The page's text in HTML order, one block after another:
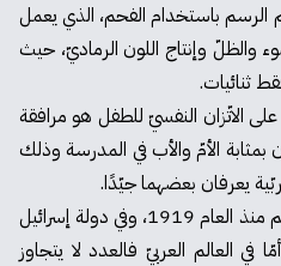
الرسم باستخدام الفحم، الذي يعمل
والظلّ وإنتاج اللون الرماديّ، حيث
ثنائيات.
الاتّزان النفسيّ للطفل هو مرافقة
الأمّ والأب في المدرسة وذلك
يعرفان بعضهما جيّدًا.
مدارس ڤالدورف موجودة في العالم منذ العام 1919، وفي دولة إسرائيل
العالم العربيّ فالعدد لا يتجاوز